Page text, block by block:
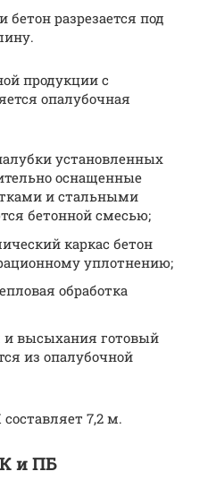
бетон разрезается под
продукции с
опалубочная
установленных
оснащенные
и стальными
бетонной смесью;
каркас бетон
уплотнению;
обработка
и высыхания готовый
из опалубочной
7,2 м.
и ПБ